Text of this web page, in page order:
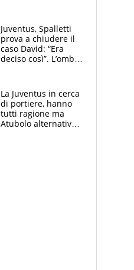
Juventus, Spalletti
prova a chiudere il
caso David: “Era
deciso così”. L’ombra
La Juventus in cerca
di portiere, hanno
tutti ragione ma
Atubolo alternativa